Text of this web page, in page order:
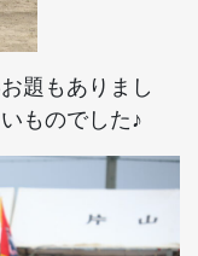
題もありまし
ものでした♪